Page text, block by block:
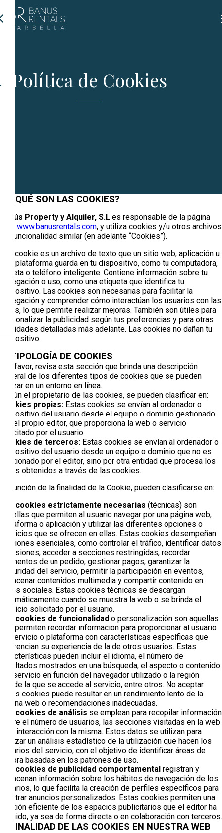
Política de Cookies
1. ¿QUÉ SON LAS COOKIES?
Banús Property y Alquiler, S.L es responsable de la página
www.banusrentals.com, y utiliza cookies y/u otros archivos
de funcionalidad similar (en adelante “Cookies”).
Una cookie es un archivo de texto que un sitio web, aplicación u
otra plataforma guarda en tu dispositivo, como tu computadora,
tableta o teléfono inteligente. Contiene información sobre tu
navegación o uso, como una etiqueta que identifica tu
dispositivo. Las cookies son necesarias para facilitar la
navegación y comprender cómo interactúan los usuarios con las
webs, lo que permite realizar mejoras. También son útiles para
personalizar la publicidad según tus preferencias y para otras
finalidades detalladas más adelante. Las cookies no dañan tu
dispositivo.
2. TIPOLOGÍA DE COOKIES
Por favor, revisa esta sección que brinda una descripción
general de los diferentes tipos de cookies que se pueden
utilizar en un entorno en línea.
Según el propietario de las cookies, se pueden clasificar en:
Cookies propias: Estas cookies se envían al ordenador o
dispositivo del usuario desde el equipo o dominio gestionado
por el propio editor, que proporciona la web o servicio
solicitado por el usuario.
Cookies de terceros: Estas cookies se envían al ordenador o
dispositivo del usuario desde un equipo o dominio que no es
gestionado por el editor, sino por otra entidad que procesa los
datos obtenidos a través de las cookies.
En función de la finalidad de la Cookie, pueden clasificarse en:
Las cookies estrictamente necesarias (técnicas) son
aquellas que permiten al usuario navegar por una página web,
plataforma o aplicación y utilizar las diferentes opciones o
servicios que se ofrecen en ellas. Estas cookies desempeñan
funciones esenciales, como controlar el tráfico, identificar datos
o sesiones, acceder a secciones restringidas, recordar
elementos de un pedido, gestionar pagos, garantizar la
seguridad del servicio, permitir la participación en eventos,
almacenar contenidos multimedia y compartir contenido en
redes sociales. Estas cookies técnicas se descargan
automáticamente cuando se muestra la web o se brinda el
servicio solicitado por el usuario.
Las cookies de funcionalidad o personalización son aquellas
que permiten recordar información para proporcionar al usuario
un servicio o plataforma con características específicas que
diferencian su experiencia de la de otros usuarios. Estas
características pueden incluir el idioma, el número de
resultados mostrados en una búsqueda, el aspecto o contenido
del servicio en función del navegador utilizado o la región
desde la que se accede al servicio, entre otros. No aceptar
estas cookies puede resultar en un rendimiento lento de la
página web o recomendaciones inadecuadas.
Las cookies de análisis se emplean para recopilar información
sobre el número de usuarios, las secciones visitadas en la web
y su interacción con la misma. Estos datos se utilizan para
realizar un análisis estadístico de la utilización que hacen los
usuarios del servicio, con el objetivo de identificar áreas de
mejora basadas en los patrones de uso.
Las cookies de publicidad comportamental registran y
almacenan información sobre los hábitos de navegación de los
usuarios, lo que facilita la creación de perfiles específicos para
mostrar anuncios personalizados. Estas cookies permiten una
gestión eficiente de los espacios publicitarios que el editor ha
incluido, ya sea de forma directa o en colaboración con terceros.
3. FINALIDAD DE LAS COOKIES EN NUESTRA WEB